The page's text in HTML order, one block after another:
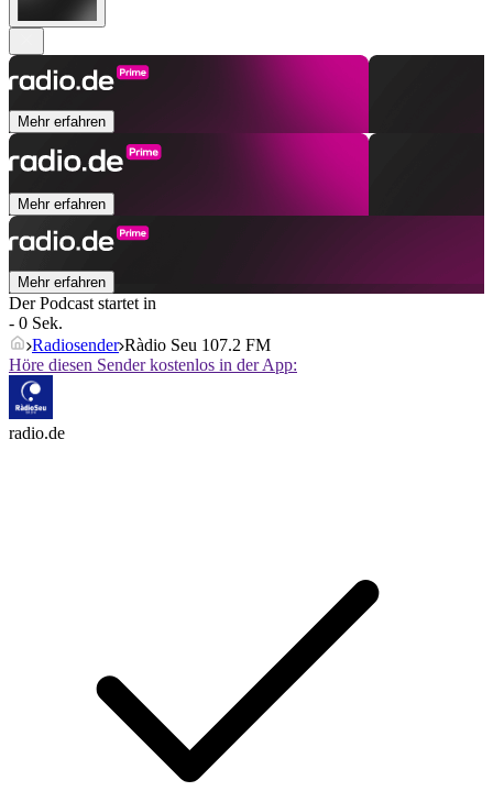
Mehr erfahren
Mehr erfahren
Mehr erfahren
Der Podcast startet in
- 0 Sek.
Radiosender Ràdio Seu 107.2 FM
Höre diesen Sender kostenlos in der App:
radio.de